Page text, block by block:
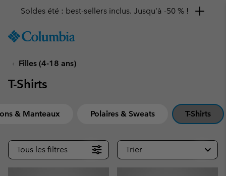
TO
SKIP
MAIN
SKIP
Soldes été : best-sellers inclus. Jusqu'à -50 % !
Filles (4-18 ans)
T-Shirts
& Manteaux Polaires & Sweats T-Shirts
Tous les filtres Trier